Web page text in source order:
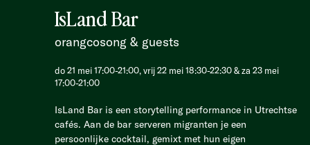
IsLand Bar
orangcosong & guests
do 21 mei 17:00-21:00, vrij 22 mei 18:30-22:30 & za 23 mei
17:00-21:00
IsLand Bar is een storytelling performance in Utrechtse
cafés. Aan de bar serveren migranten je een
persoonlijke cocktail, gemixt met hun eigen